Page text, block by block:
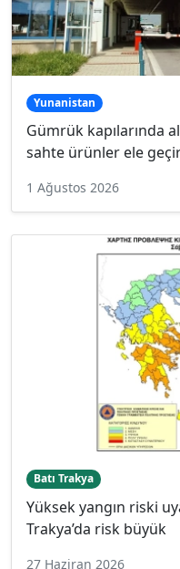
Yunanistan
Gümrük kapılarında
sahte ürünler ele
1 Ağustos 2026
Batı Trakya
Yüksek yangın riski
Trakya’da risk büyük
27 Haziran 2026